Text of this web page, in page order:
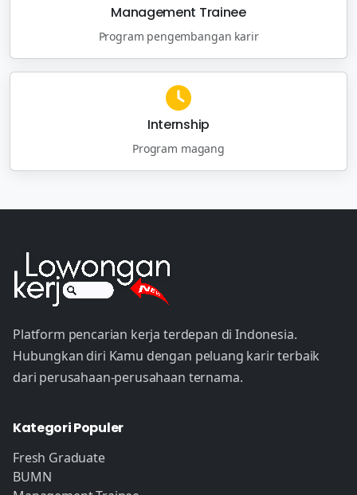
Management Trainee
Program pengembangan karir
Internship
Program magang
Platform pencarian kerja terdepan di Indonesia.
Hubungkan diri Kamu dengan peluang karir terbaik
dari perusahaan-perusahaan ternama.
Kategori Populer
Fresh Graduate
BUMN